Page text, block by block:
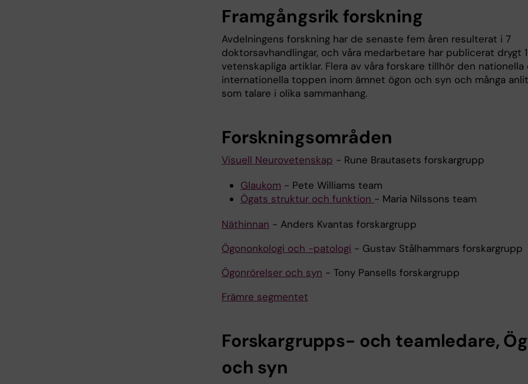
Framgångsrik forskning
Avdelningens forskning har de senaste fem åren resulterat i 7
doktorsavhandlingar, och våra medarbetare har publicerat drygt
vetenskapliga artiklar. Flera av våra forskare tillhör den nationella
internationella toppen inom ämnet ögon och syn och många
som talare i olika sammanhang.
Forskningsområden
Visuell Neurovetenskap - Rune Brautasets forskargrupp
Glaukom - Pete Williams team
Ögats struktur och funktion - Maria Nilssons team
Näthinnan - Anders Kvantas forskargrupp
Ögononkologi och -patologi - Gustav Stålhammars forskargrupp
Ögonrörelser och syn - Tony Pansells forskargrupp
Främre segmentet
Forskargrupps- och teamledare,
och syn